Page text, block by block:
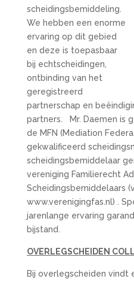
scheidingsbemiddeling.
We hebben een enorme
ervaring op dit gebied
en deze is toepasbaar
bij echtscheidingen,
ontbinding van het
geregistreerd
partnerschap en
partners. Mr. Daemen is
de MFN (Mediation
gekwalificeerd
scheidingsbemiddelaar
vereniging Familierecht
Scheidingsbemiddelaars
www.verenigingfas.nl) .
jarenlange ervaring
bijstand.
OVERLEGSCHEIDEN
Bij overlegscheiden vindt